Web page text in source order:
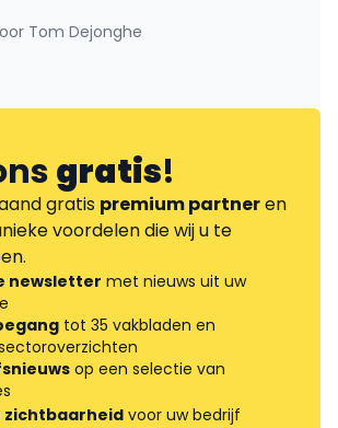
Tom Dejonghe
gratis!
gratis premium partneren
voordelen die wij u te
newsletter met nieuws uit uw
tot 35 vakbladen en
op een selectie van
zichtbaarheidvoor uw bedrijf